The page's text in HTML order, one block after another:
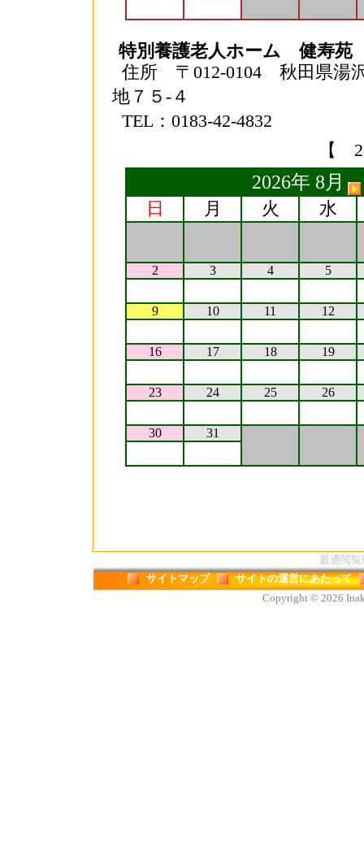
特別養護老人ホーム 健寿苑
住所 〒012-0104 秋田県湯
地７５-４
TEL：0183-42-4832
【
2026年 8月
日 月 火 水
2 3 4 5
9 10 11 12
16 17 18 19
23 24 25 26
30 31
最適閲覧
サイトマップ
サイトの運営にあたって
Copyright © 2026